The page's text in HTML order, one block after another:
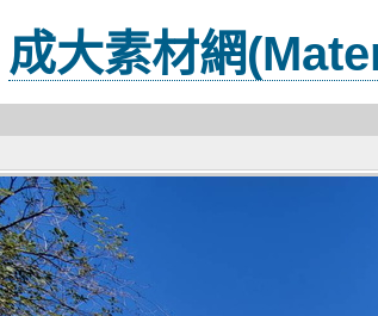
成大素材網